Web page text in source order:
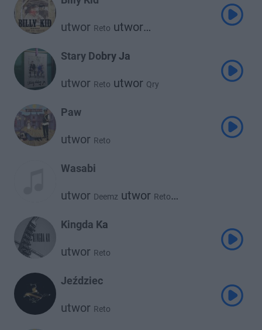
utwor Reto utwor
Stary Dobry Ja
utwor Reto utwor Qry
Paw
utwor Reto
Wasabi
utwor Deemz utwor Reto
Kingda Ka
utwor Reto
Jeździec
utwor Reto